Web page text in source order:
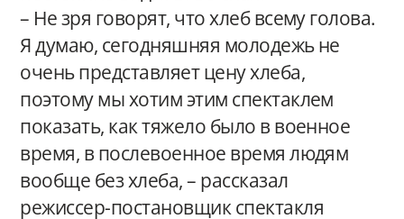
– Не зря говорят, что хлеб всему голова.
Я думаю, сегодняшняя молодежь не
очень представляет цену хлеба,
поэтому мы хотим этим спектаклем
показать, как тяжело было в военное
время, в послевоенное время людям
вообще без хлеба, – рассказал
режиссер-постановщик спектакля